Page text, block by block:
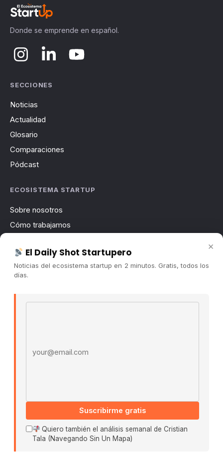
Donde se emprende en español.
SECCIONES
Noticias
Actualidad
Glosario
Comparaciones
Pódcast
ECOSISTEMA STARTUP
Sobre nosotros
Cómo trabajamos
Contacto
Publicidad
Políticas De Privacidad · Términos De Uso
×
El Daily Shot Startupero
Noticias del ecosistema startup en 2 minutos. Gratis, todos los
días.
Suscribirme gratis
Quiero también el análisis semanal de Cristian
Tala (Navegando Sin Un Mapa)